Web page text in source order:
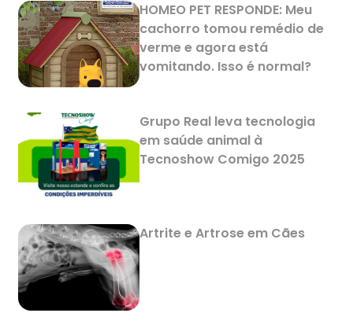
HOMEO PET RESPONDE: Meu
cachorro tomou remédio de
verme e agora está
vomitando. Isso é normal?
Grupo Real leva tecnologia
em saúde animal à
Tecnoshow Comigo 2025
Artrite e Artrose em Cães